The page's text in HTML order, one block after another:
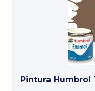
Pintura Humbrol